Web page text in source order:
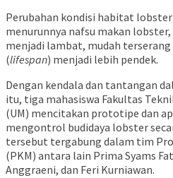
Perubahan kondisi habitat
menurunnya nafsu makan
menjadi lambat, mudah
(lifespan) menjadi lebih pendek.
Dengan kendala dan tantangan
itu, tiga mahasiswa Fakultas
(UM) mencitakan prototipe dan
mengontrol budidaya lobster
tersebut tergabung dalam tim
(PKM) antara lain Prima Syams
Anggraeni, dan Feri Kurniawan.